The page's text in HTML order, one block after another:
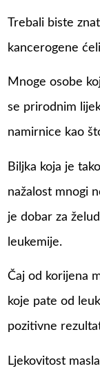
Trebali biste
kancerogene
Mnoge osobe
se prirodnim
namirnice kao
Biljka koja je
nažalost mnogi
je dobar za
leukemije.
Čaj od korijena
koje pate od
pozitivne
Ljekovitost